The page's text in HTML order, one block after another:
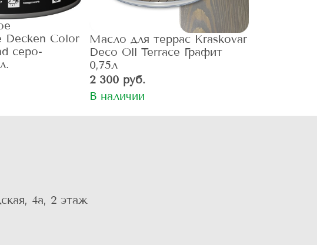
Decken Color
серо-
Масло для террас Kraskovar
Deco Oll Terrace Графит
0,75л
2 300 руб.
В наличии
4а, 2 этаж